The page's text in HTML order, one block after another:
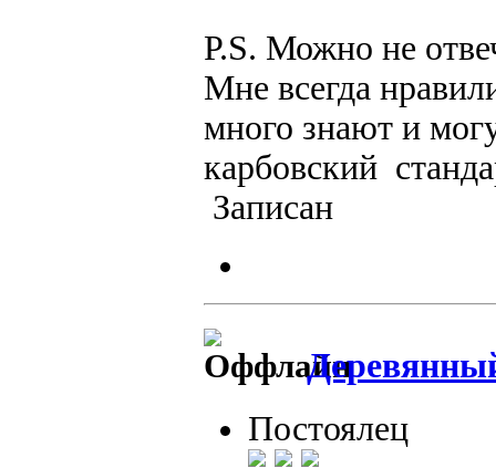
P.S. Можно не
Мне всегда
много знают и
карбовский
Записан
Постоялец